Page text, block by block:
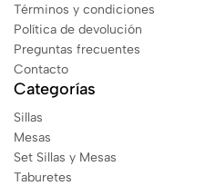
Términos y condiciones
Política de devolución
Preguntas frecuentes
Contacto
Categorías
Sillas
Mesas
Set Sillas y Mesas
Taburetes